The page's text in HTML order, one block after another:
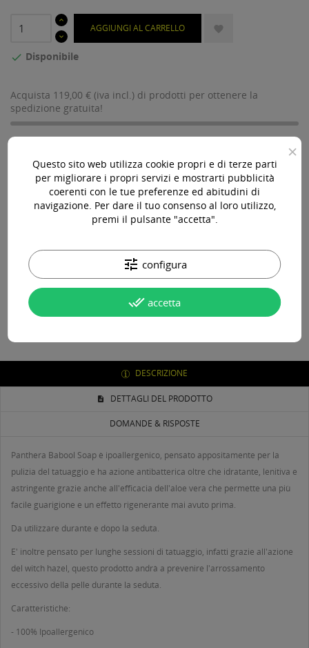
AGGIUNGI AL CARRELLO 
 Disponibile
Acquista 119,00 € (iva incl.) di prodotti per ottenere la
spedizione gratuita!
Paga online, alla consegna o in comode rate
Assistenza pre e post vendita
DESCRIZIONE
DETTAGLI DEL PRODOTTO
DOMANDE & RISPOSTE
Panthera Babool Soap è ipoallergenico, pensato appositamente per la
pulizia del tatuaggio e ha azione antibatterica oltre che idratante, lenitiva e
astringente grazie anche all'efficacia dell'aloe vera che permette una più
facile guarigione e un effetto rigenerante mai avuto prima.
Da utilizzare durante e dopo la seduta.
E' inoltre pensato per lunghe sessioni di tatuaggio, infatti grazie all'azione
del witch hazel, questo prodotto andrà a prevenire l'arrossamento
eccessivo della pelle durante la seduta.
Caratteristiche:
- 100% Ipoallergenico
×
Questo sito web utilizza cookie propri e di terze parti
per migliorare i propri servizi e mostrarti pubblicità
coerenti con le tue preferenze ed abitudini di
navigazione. Per dare il tuo consenso al loro utilizzo,
premi il pulsante "accetta".
tune configura
done_all accetta